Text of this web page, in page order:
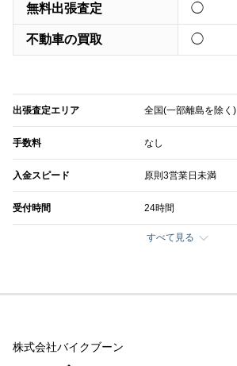
無料出張査定 ◯
不動車の買取 ◯
出張査定エリア 全国(一部離島を除く)
手数料 なし
入金スピード 原則3営業日未満
受付時間 24時間
すべて見る
株式会社バイクブーン